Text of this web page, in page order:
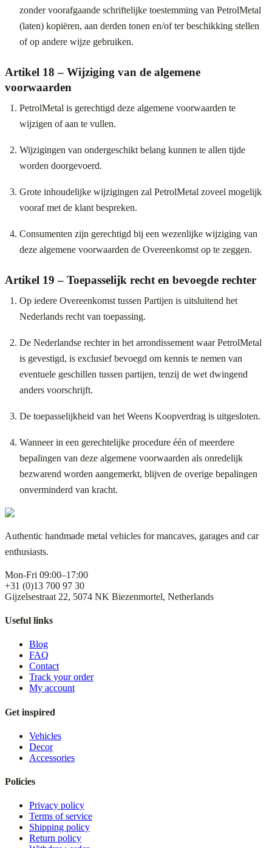
zonder voorafgaande schriftelijke toestemming van PetrolMetal
(laten) kopiëren, aan derden tonen en/of ter beschikking stellen
of op andere wijze gebruiken.
Artikel 18 – Wijziging van de algemene
voorwaarden
PetrolMetal is gerechtigd deze algemene voorwaarden te
wijzigen of aan te vullen.
Wijzigingen van ondergeschikt belang kunnen te allen tijde
worden doorgevoerd.
Grote inhoudelijke wijzigingen zal PetrolMetal zoveel mogelijk
vooraf met de klant bespreken.
Consumenten zijn gerechtigd bij een wezenlijke wijziging van
deze algemene voorwaarden de Overeenkomst op te zeggen.
Artikel 19 – Toepasselijk recht en bevoegde rechter
Op iedere Overeenkomst tussen Partijen is uitsluitend het
Nederlands recht van toepassing.
De Nederlandse rechter in het arrondissement waar PetrolMetal
is gevestigd, is exclusief bevoegd om kennis te nemen van
eventuele geschillen tussen partijen, tenzij de wet dwingend
anders voorschrijft.
De toepasselijkheid van het Weens Koopverdrag is uitgesloten.
Wanneer in een gerechtelijke procedure één of meerdere
bepalingen van deze algemene voorwaarden als onredelijk
bezwarend worden aangemerkt, blijven de overige bepalingen
onverminderd van kracht.
Authentic handmade metal vehicles for mancaves, garages and car
enthusiasts.
Mon-Fri 09:00–17:00
+31 (0)13 700 97 30
Gijzelsestraat 22, 5074 NK Biezenmortel, Netherlands
Useful links
Blog
FAQ
Contact
Track your order
My account
Get inspired
Vehicles
Decor
Accessories
Policies
Privacy policy
Terms of service
Shipping policy
Return policy